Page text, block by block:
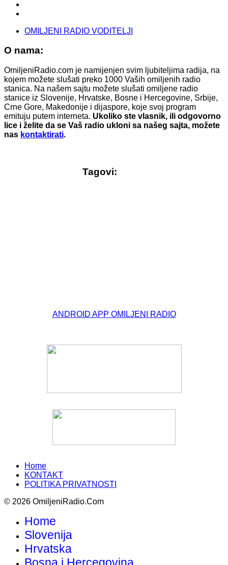
OMILJENI RADIO VODITELJI
O nama:
OmiljeniRadio.com je namijenjen svim ljubiteljima radija, na
kojem možete slušati preko 1000 Vaših omiljenih radio
stanica. Na našem sajtu možete slušati omiljene radio
stanice iz Slovenije, Hrvatske, Bosne i Hercegovine, Srbije,
Crne Gore, Makedonije i dijaspore, koje svoj program
emituju putem interneta. Ukoliko ste vlasnik, ili odgovorno
lice i želite da se Vaš radio ukloni sa našeg sajta, možete
nas kontaktirati.
Tagovi:
ANDROID APP OMILJENI RADIO
Home
KONTAKT
POLITIKA PRIVATNOSTI
© 2026 OmiljeniRadio.Com
Home
Slovenija
Hrvatska